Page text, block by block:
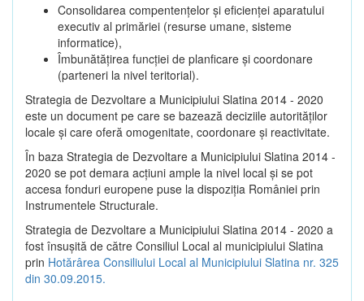
Consolidarea compentenţelor şi eficienţei aparatului
executiv al primăriei (resurse umane, sisteme
informatice),
Îmbunătăţirea funcţiei de planficare şi coordonare
(parteneri la nivel teritorial).
Strategia de Dezvoltare a Municipiului Slatina 2014 - 2020
este un document pe care se bazează deciziile autorităţilor
locale şi care oferă omogenitate, coordonare şi reactivitate.
În baza Strategia de Dezvoltare a Municipiului Slatina 2014 -
2020 se pot demara acţiuni ample la nivel local şi se pot
accesa fonduri europene puse la dispoziţia României prin
Instrumentele Structurale.
Strategia de Dezvoltare a Municipiului Slatina 2014 - 2020 a
fost însuşită de către Consiliul Local al municipiului Slatina
prin Hotărârea Consiliului Local al Municipiului Slatina nr. 325
din 30.09.2015.